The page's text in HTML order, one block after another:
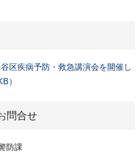
谷区疾病予防・救急講演会を開催し
）
問合せ
防課